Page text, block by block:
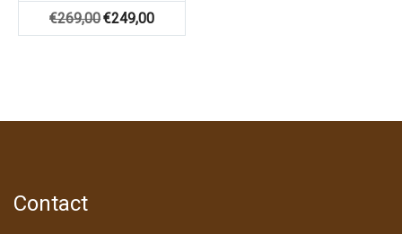
€269,00 Oorspronkelijke
prijs
€249,00Huidige
Contact